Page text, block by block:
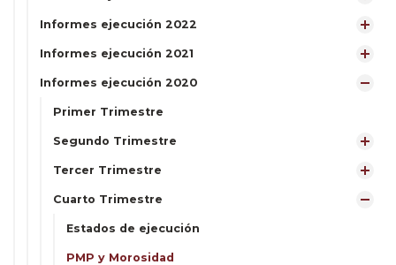
Informes ejecución 2022
Informes ejecución 2021
Informes ejecución 2020
Primer Trimestre
Segundo Trimestre
Tercer Trimestre
Cuarto Trimestre
Estados de ejecución
PMP y Morosidad